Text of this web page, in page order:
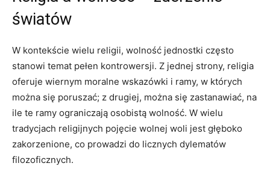
światów
W kontekście wielu religii,⁣ wolność jednostki często⁤
stanowi temat pełen kontrowersji. Z jednej ​strony, religia
oferuje ‍wiernym moralne wskazówki​ i ramy, w których
można się poruszać; z drugiej, można się ‍zastanawiać, na
⁣ile te ramy ograniczają osobistą wolność. W wielu
tradycjach religijnych ⁤pojęcie wolnej woli ⁤jest głęboko
zakorzenione, co⁣ prowadzi do⁢ licznych dylematów
‌filozoficznych.